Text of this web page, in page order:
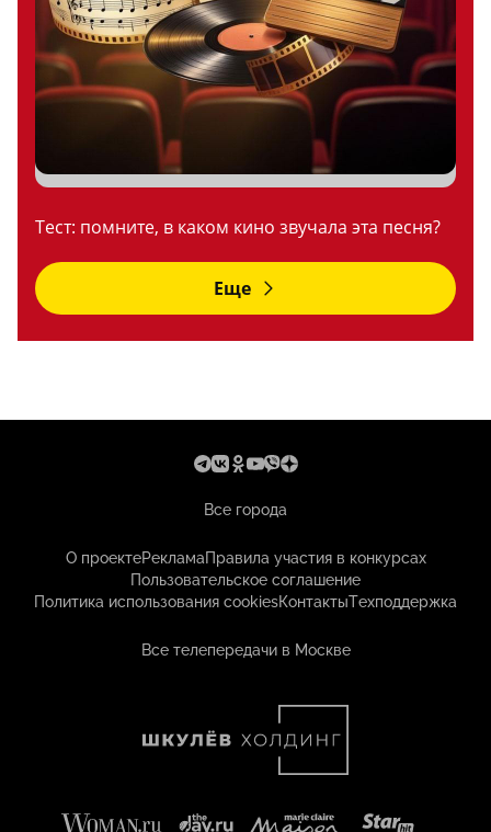
Тест: помните, в каком кино звучала эта песня?
Еще
Все города
О проектеРекламаПравила участия в конкурсах
Пользовательское соглашение
Политика использования cookiesКонтактыТехподдержка
Все телепередачи в Москве